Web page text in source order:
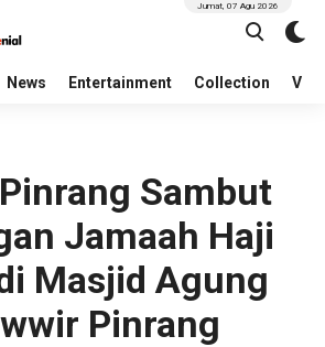
News Entertainment Collection
Jumat, 07 Agu 2026
Sambut
Jamaah Haji
Masjid Agung
Pinrang